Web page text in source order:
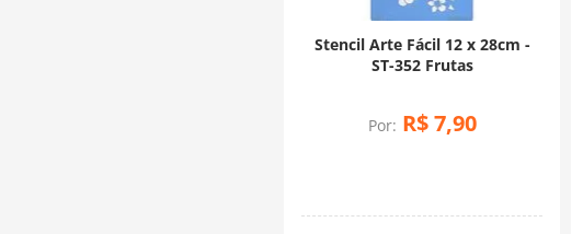
Stencil Arte Fácil 12 x 28cm -
ST-352 Frutas
Por: R$ 7,90